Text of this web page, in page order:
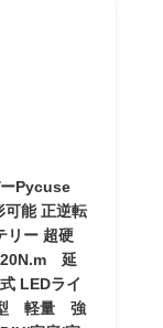
Pycuse
能 正逆転
リー 超硬
20N.m 延
LEDライ
型 軽量 強